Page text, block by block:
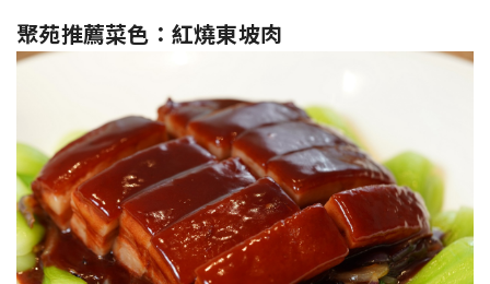
聚苑推薦菜色：紅燒東坡肉